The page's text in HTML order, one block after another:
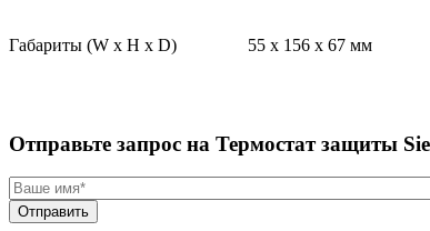
Габариты (W x H x D) 55 x 156 x 67 мм
Отправьте запрос на Термостат защиты
Отправить